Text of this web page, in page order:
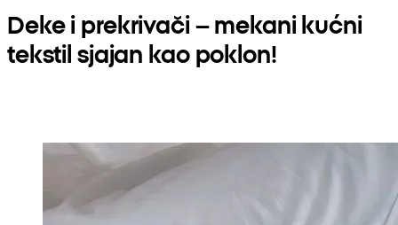
Deke i prekrivači – mekani kućni
tekstil sjajan kao poklon!